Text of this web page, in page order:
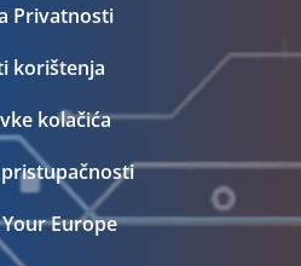
Privatnosti
korištenja
kolačića
Europe